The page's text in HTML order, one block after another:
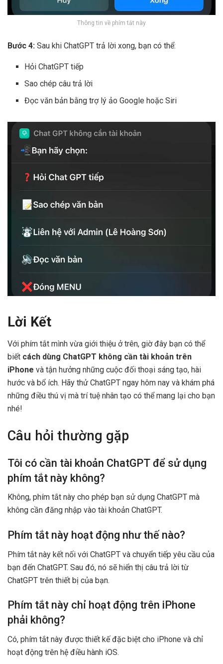
Thông tin về phím tắt này
Bước 4: Sau khi ChatGPT trả lời xong, bạn có thể:
Hỏi ChatGPT tiếp
Sao chép câu trả lời
Đọc văn bản bằng trợ lý ảo Google hoặc Siri
Lời Kết
Với phím tắt mình vừa giới thiệu ở trên, giờ đây bạn có thể
biết cách dùng ChatGPT không cần tài khoản trên
iPhone và tận hưởng những cuộc đối thoại sáng tạo, hài
hước và bổ ích. Hãy thử ChatGPT ngay hôm nay và khám phá
những điều thú vị mà trí tuệ nhân tạo có thể mang lại cho bạn
nhé!
Câu hỏi thường gặp
Tôi có cần tài khoản ChatGPT để sử dụng
phím tắt này không?
Không, phím tắt này cho phép bạn sử dụng ChatGPT mà
không cần đăng nhập vào tài khoản ChatGPT.
Phím tắt này hoạt động như thế nào?
Phím tắt này kết nối với ChatGPT và chuyển tiếp yêu cầu của
bạn đến ChatGPT. Sau đó, nó sẽ hiển thị câu trả lời từ
ChatGPT trên thiết bị của bạn.
Phím tắt này chỉ hoạt động trên iPhone
phải không?
Có, phím tắt này được thiết kế đặc biệt cho iPhone và chỉ
hoạt động trên hệ điều hành iOS.